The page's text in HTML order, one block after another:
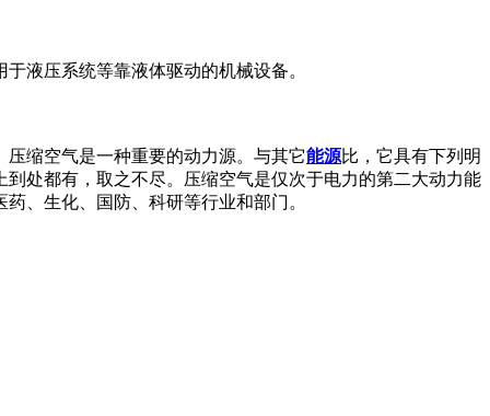
液压系统等靠液体驱动的机械设备。
缩空气是一种重要的动力源。与其它能源比，它具有下列明
处都有，取之不尽。压缩空气是仅次于电力的第二大动力能
、生化、国防、科研等行业和部门。